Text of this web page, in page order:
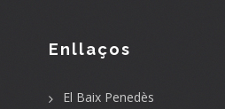
Enllaços
El Baix Penedès